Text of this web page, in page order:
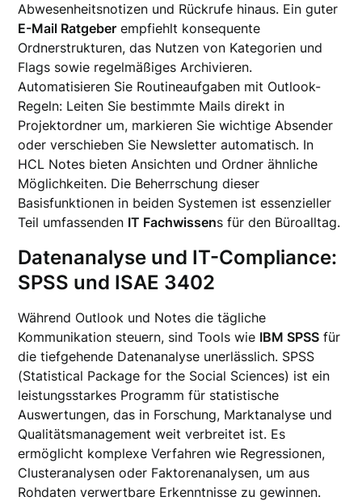
Abwesenheitsnotizen und Rückrufe hinaus. Ein guter
E-Mail Ratgeber empfiehlt konsequente
Ordnerstrukturen, das Nutzen von Kategorien und
Flags sowie regelmäßiges Archivieren.
Automatisieren Sie Routineaufgaben mit Outlook-
Regeln: Leiten Sie bestimmte Mails direkt in
Projektordner um, markieren Sie wichtige Absender
oder verschieben Sie Newsletter automatisch. In
HCL Notes bieten Ansichten und Ordner ähnliche
Möglichkeiten. Die Beherrschung dieser
Basisfunktionen in beiden Systemen ist essenzieller
Teil umfassenden IT Fachwissens für den Büroalltag.
Datenanalyse und IT-Compliance:
SPSS und ISAE 3402
Während Outlook und Notes die tägliche
Kommunikation steuern, sind Tools wie IBM SPSS für
die tiefgehende Datenanalyse unerlässlich. SPSS
(Statistical Package for the Social Sciences) ist ein
leistungsstarkes Programm für statistische
Auswertungen, das in Forschung, Marktanalyse und
Qualitätsmanagement weit verbreitet ist. Es
ermöglicht komplexe Verfahren wie Regressionen,
Clusteranalysen oder Faktorenanalysen, um aus
Rohdaten verwertbare Erkenntnisse zu gewinnen.